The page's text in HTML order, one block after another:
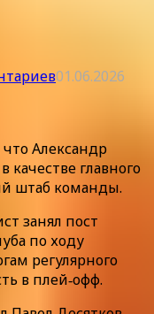
01.06.2026
Александр
главного
штаб команды.
занял пост
по ходу
регулярного
в плей‑офф.